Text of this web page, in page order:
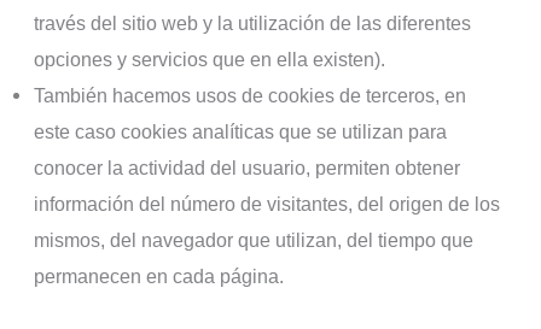
través del sitio web y la utilización de las diferentes
opciones y servicios que en ella existen).
También hacemos usos de cookies de terceros, en
este caso cookies analíticas que se utilizan para
conocer la actividad del usuario, permiten obtener
información del número de visitantes, del origen de los
mismos, del navegador que utilizan, del tiempo que
permanecen en cada página.